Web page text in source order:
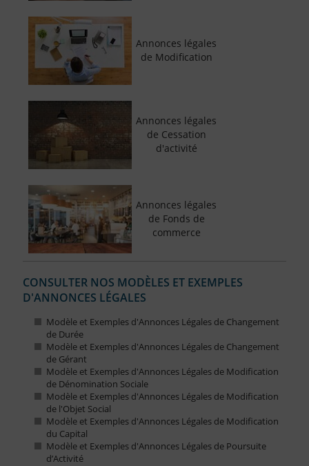
Annonces légales
de Modification
Annonces légales
de Cessation
d'activité
Annonces légales
de Fonds de
commerce
CONSULTER NOS MODÈLES ET EXEMPLES
D'ANNONCES LÉGALES
Modèle et Exemples d'Annonces Légales de Changement
de Durée
Modèle et Exemples d'Annonces Légales de Changement
de Gérant
Modèle et Exemples d'Annonces Légales de Modification
de Dénomination Sociale
Modèle et Exemples d'Annonces Légales de Modification
de l'Objet Social
Modèle et Exemples d'Annonces Légales de Modification
du Capital
Modèle et Exemples d'Annonces Légales de Poursuite
d’Activité